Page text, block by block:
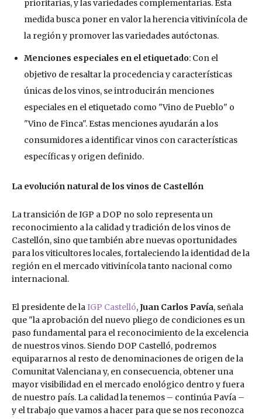
prioritarias, y las variedades complementarias. Esta
medida busca poner en valor la herencia vitivinícola de
la región y promover las variedades autóctonas.
Menciones especiales en el etiquetado: Con el
objetivo de resaltar la procedencia y características
únicas de los vinos, se introducirán menciones
especiales en el etiquetado como "Vino de Pueblo" o
"Vino de Finca". Estas menciones ayudarán a los
consumidores a identificar vinos con características
específicas y origen definido.
La evolución natural de los vinos de Castellón
La transición de IGP a DOP no solo representa un
reconocimiento a la calidad y tradición de los vinos de
Castellón, sino que también abre nuevas oportunidades
para los viticultores locales, fortaleciendo la identidad de la
región en el mercado vitivinícola tanto nacional como
internacional.
El presidente de laIGP Castelló,Juan Carlos Pavía, señala
que "la aprobación del nuevo pliego de condiciones es un
paso fundamental para el reconocimiento de la excelencia
de nuestros vinos. Siendo DOP Castelló, podremos
equipararnos al resto de denominaciones de origen de la
Comunitat Valenciana y, en consecuencia, obtener una
mayor visibilidad en el mercado enológico dentro y fuera
de nuestro país. La calidad la tenemos – continúa Pavía –
y el trabajo que vamos a hacer para que se nos reconozca